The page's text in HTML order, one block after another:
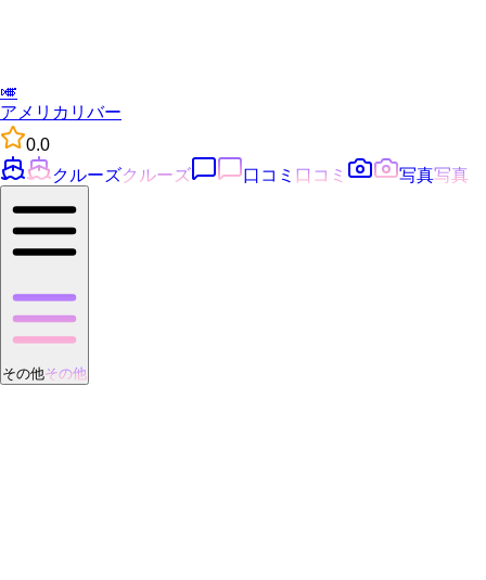
🎺
アメリカリバー
0.0
クルーズクルーズ 口コミ 口コミ 写真写真
その他その他